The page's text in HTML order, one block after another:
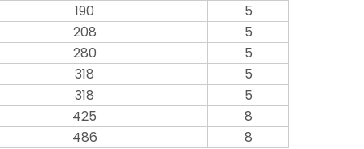
190
5
208
5
280
5
318
5
318
5
425
8
486 8